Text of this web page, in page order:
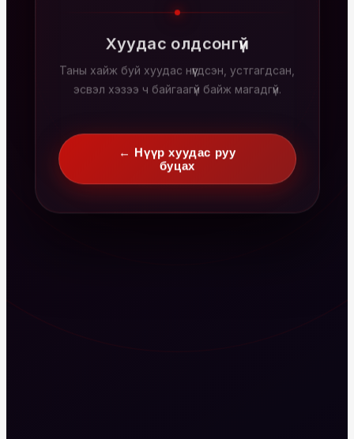
Хуудас олдсонгүй
Таны хайж буй хуудас нүүгдсэн, устгагдсан,
эсвэл хэзээ ч байгаагүй байж магадгүй.
← Нүүр хуудас руу
буцах